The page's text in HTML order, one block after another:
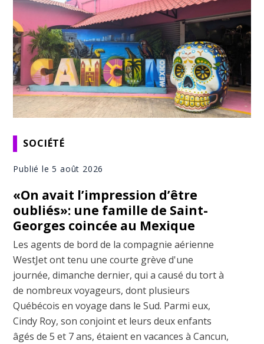
SOCIÉTÉ
Publié le 5 août 2026
«On avait l’impression d’être
oubliés»: une famille de Saint-
Georges coincée au Mexique
Les agents de bord de la compagnie aérienne
WestJet ont tenu une courte grève d'une
journée, dimanche dernier, qui a causé du tort à
de nombreux voyageurs, dont plusieurs
Québécois en voyage dans le Sud. Parmi eux,
Cindy Roy, son conjoint et leurs deux enfants
âgés de 5 et 7 ans, étaient en vacances à Cancun,